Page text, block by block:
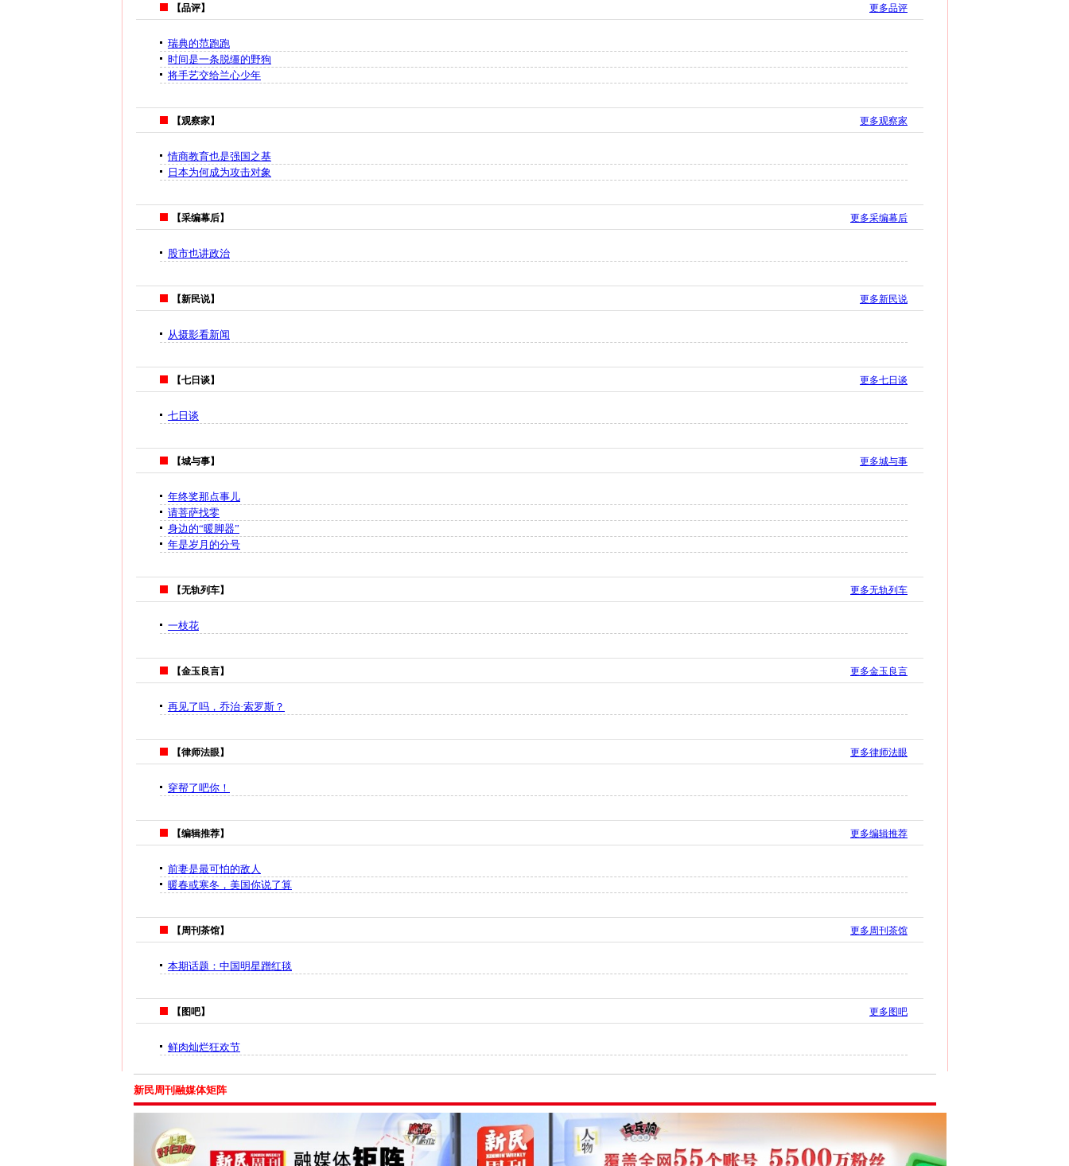
【品评】 更多品评
瑞典的范跑跑
时间是一条脱缰的野狗
将手艺交给兰心少年
【观察家】 更多观察家
情商教育也是强国之基
日本为何成为攻击对象
【采编幕后】 更多采编幕后
股市也讲政治
【新民说】 更多新民说
从摄影看新闻
【七日谈】 更多七日谈
七日谈
【城与事】 更多城与事
年终奖那点事儿
请菩萨找零
身边的“暖脚器”
年是岁月的分号
【无轨列车】 更多无轨列车
一枝花
【金玉良言】 更多金玉良言
再见了吗，乔治·索罗斯？
【律师法眼】 更多律师法眼
穿帮了吧你！
【编辑推荐】 更多编辑推荐
前妻是最可怕的敌人
暖春或寒冬，美国你说了算
【周刊茶馆】 更多周刊茶馆
本期话题：中国明星蹭红毯
【图吧】 更多图吧
鲜肉灿烂狂欢节
新民周刊融媒体矩阵